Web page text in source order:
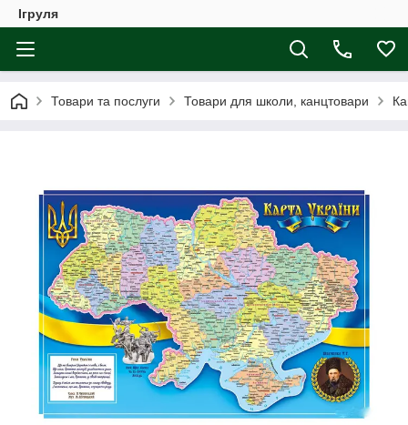
Ігруля
Товари та послуги Товари для школи, канцтовари